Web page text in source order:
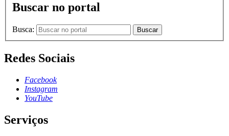
Buscar no portal
Busca: Buscar
Redes Sociais
Facebook
Instagram
YouTube
Serviços